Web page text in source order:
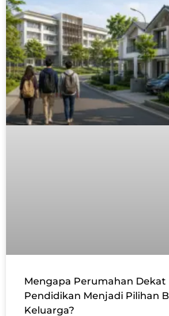
Mengapa Perumahan Dekat
Pendidikan Menjadi Pilihan
Keluarga?